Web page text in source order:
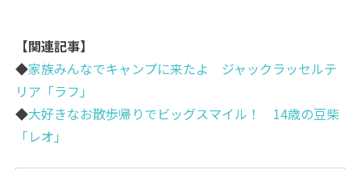
【関連記事】
◆家族みんなでキャンプに来たよ ジャックラッセルテ
リア「ラフ」
◆大好きなお散歩帰りでビッグスマイル！ 14歳の豆柴
「レオ」